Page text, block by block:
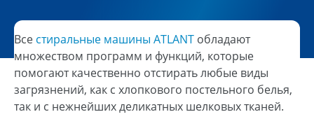
Все стиральные машины ATLANT обладают
множеством программ и функций, которые
помогают качественно отстирать любые виды
загрязнений, как с хлопкового постельного белья,
так и с нежнейших деликатных шелковых тканей.